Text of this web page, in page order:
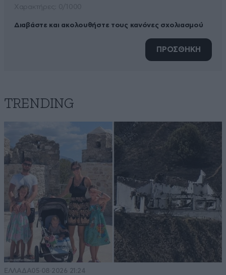
Διαβάστε και ακολουθήστε τους κανόνες σχολιασμού
ΠΡΟΣΘΗΚΗ
TRENDING
ΕΛΛΑΔΑ05·08·2026 21:24